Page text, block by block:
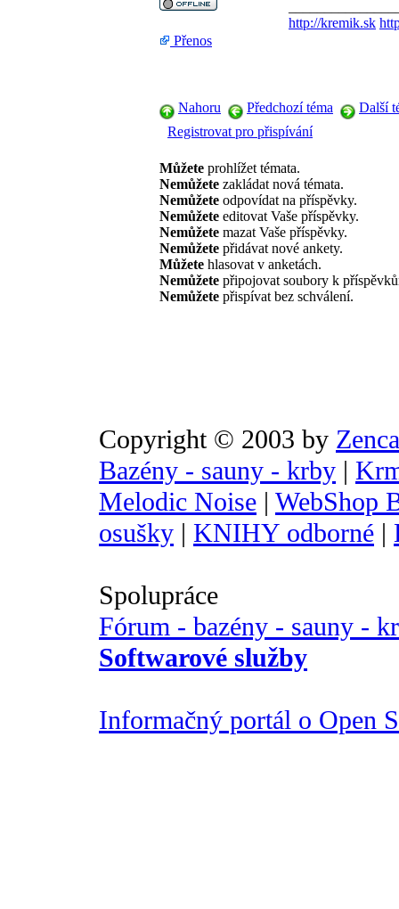
http://kremik.sk
Přenos
Nahoru Předchozí téma
Další
Registrovat pro přispívání
Můžete prohlížet témata.
Nemůžete zakládat nová témata.
Nemůžete odpovídat na příspěvky.
Nemůžete editovat Vaše příspěvky.
Nemůžete mazat Vaše příspěvky.
Nemůžete přidávat nové ankety.
Můžete hlasovat v anketách.
Nemůžete připojovat soubory k
Nemůžete přispívat bez schválení.
Copyright © 2003 by
Bazény - sauny - krby |
Melodic Noise | WebShop
osušky | KNIHY odborné |
Spolupráce
Fórum - bazény - sauny -
Softwarové služby
Informačný portál o Open